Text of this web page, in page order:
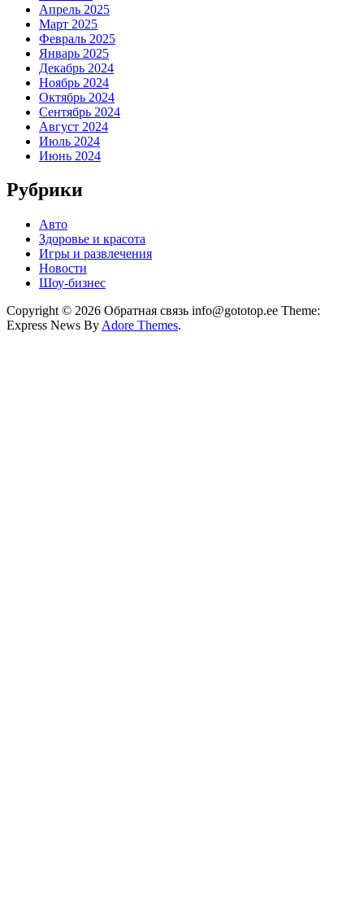
Апрель 2025
Март 2025
Февраль 2025
Январь 2025
Декабрь 2024
Ноябрь 2024
Октябрь 2024
Сентябрь 2024
Август 2024
Июль 2024
Июнь 2024
Рубрики
Авто
Здоровье и красота
Игры и развлечения
Новости
Шоу-бизнес
Copyright © 2026 Обратная связь info@gototop.ee Theme:
Express News By Adore Themes.